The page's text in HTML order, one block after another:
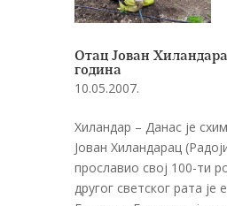
Отац Јован
година
10.05.2007.
Хиландар – Данас је
Јован Хиландарац
прославио свој 100-ти
другог светског рата је